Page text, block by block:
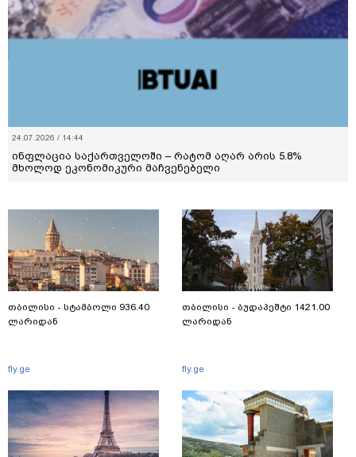
24.07.2026 / 14:44
ინფლაცია საქართველოში – რატომ აღარ არის 5.8%
მხოლოდ ეკონომიკური მაჩვენებელი
თბილისი - სტამბოლი 936.40
ლარიდან
fly.ge
თბილისი - ბუდაპეშტი 1421.00
ლარიდან
fly.ge